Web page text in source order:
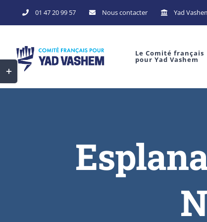
01 47 20 99 57 Nous contacter Yad
Le Comité français
pour Yad Vashem